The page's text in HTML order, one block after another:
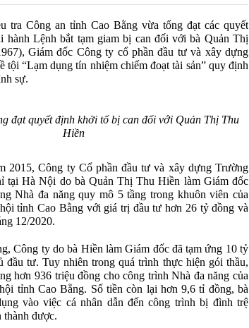
tra Công an tỉnh Cao Bằng vừa tống đạt các quyết
hành Lệnh bắt tạm giam bị can đối với bà Quản Thị
Giám đốc Công ty cổ phần đầu tư và xây dựng
tội “Lạm dụng tín nhiệm chiếm đoạt tài sản” quy định
sự.
đạt quyết định khởi tố bị can đối với Quản Thị Thu
Hiền
2015, Công ty Cổ phần đầu tư và xây dựng Trường
tại Hà Nội do bà Quản Thị Thu Hiền làm Giám đốc
Nhà đa năng quy mô 5 tầng trong khuôn viên của
tỉnh Cao Bằng với giá trị đầu tư hơn 26 tỷ đồng và
12/2020.
Công ty do bà Hiền làm Giám đốc đã tạm ứng 10 tỷ
đầu tư. Tuy nhiên trong quá trình thực hiện gói thầu,
hơn 936 triệu đồng cho công trình Nhà đa năng của
tỉnh Cao Bằng. Số tiền còn lại hơn 9,6 tỉ đồng, bà
vào việc cá nhân dẫn đến công trình bị đình trệ
thành được.